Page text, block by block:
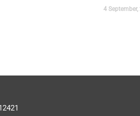
4 September,